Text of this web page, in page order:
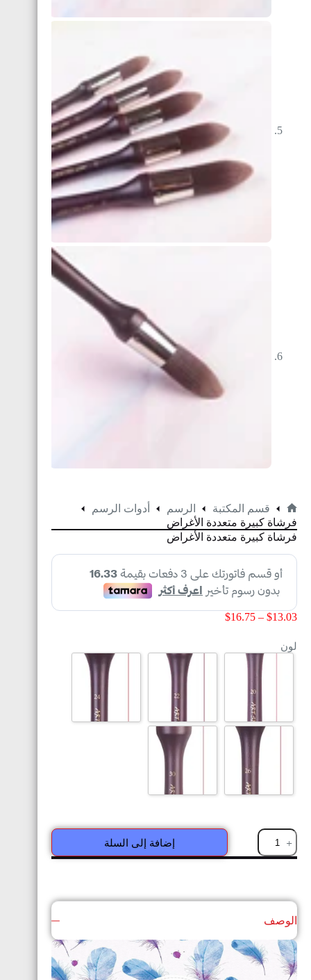
قسم المكتبة الرسم
أدوات الرسم
فرشاة كبيرة متعددة الأغراض
فرشاة كبيرة متعددة الأغراض
$13.03
–
$16.75
لون
إضافة إلى السلة
الوصف